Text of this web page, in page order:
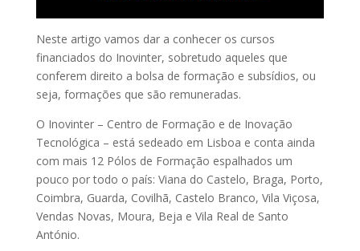
Neste artigo vamos dar a conhecer os cursos
financiados do Inovinter, sobretudo aqueles que
conferem direito a bolsa de formação e subsídios, ou
seja, formações que são remuneradas.
O Inovinter – Centro de Formação e de Inovação
Tecnológica – está sedeado em Lisboa e conta ainda
com mais 12 Pólos de Formação espalhados um
pouco por todo o país: Viana do Castelo, Braga, Porto,
Coimbra, Guarda, Covilhã, Castelo Branco, Vila Viçosa,
Vendas Novas, Moura, Beja e Vila Real de Santo
António.